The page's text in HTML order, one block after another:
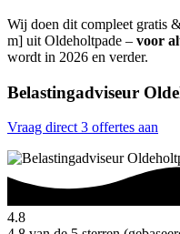
Wij doen dit compleet gratis
m] uit Oldeholtpade – voor
wordt in 2026 en verder.
Belastingadviseur
Vraag direct 3 offertes aan
4.8